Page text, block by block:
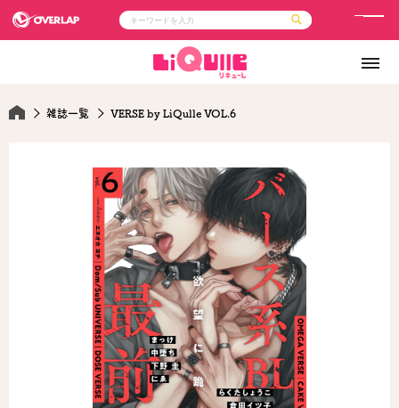
LiQulle
ラブパルフェ
ライトノベル
ロサージュノベルス
企業
会社概要
採用情報
オーバーラップホールディングス
お問い合わせはこちら
オーバーラップ文庫
オーバーラップノベルス
オーバーラップノベルスf
メ
雑誌一覧 VERSE by LiQulle VOL.6